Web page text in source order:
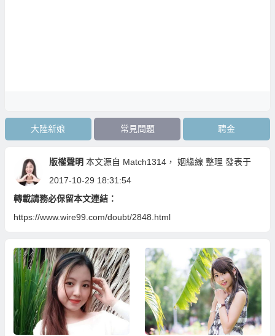
大陸新娘 常見問題 聘金
版權聲明 本文源自 Match1314， 姻緣線 整理 發表于
2017-10-29 18:31:54
轉載請務必保留本文連結：
https://www.wire99.com/doubt/2848.html